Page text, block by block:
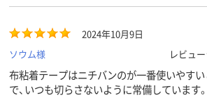
ます。
2024年10月9日
ソウム様
レビュ
布粘着テープはニチバンのが一番使いやす
で、いつも切らさないように常備しています。